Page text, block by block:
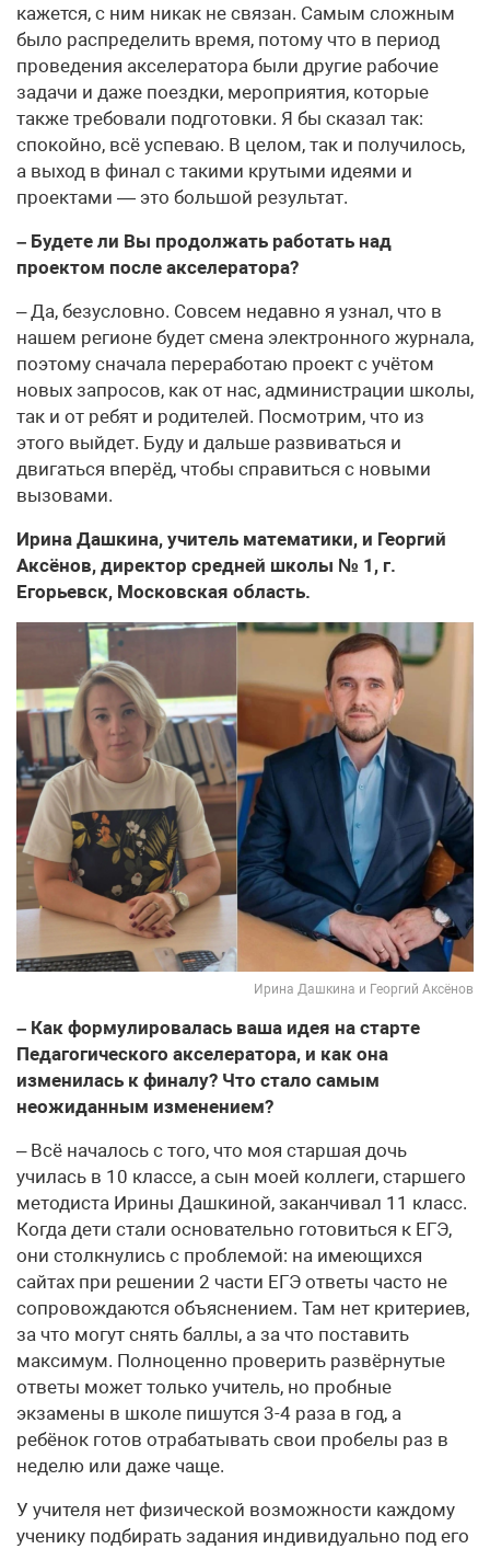
кажется, с ним никак не связан. Самым сложным
было распределить время, потому что в период
проведения акселератора были другие рабочие
задачи и даже поездки, мероприятия, которые
также требовали подготовки. Я бы сказал так:
спокойно, всё успеваю. В целом, так и получилось,
а выход в финал с такими крутыми идеями и
проектами — это большой результат.
– Будете ли Вы продолжать работать над
проектом после акселератора?
– Да, безусловно. Совсем недавно я узнал, что в
нашем регионе будет смена электронного журнала,
поэтому сначала переработаю проект с учётом
новых запросов, как от нас, администрации школы,
так и от ребят и родителей. Посмотрим, что из
этого выйдет. Буду и дальше развиваться и
двигаться вперёд, чтобы справиться с новыми
вызовами.
Ирина Дашкина, учитель математики, и Георгий
Аксёнов, директор средней школы № 1, г.
Егорьевск, Московская область.
Ирина Дашкина и Георгий Аксёнов
– Как формулировалась ваша идея на старте
Педагогического акселератора, и как она
изменилась к финалу? Что стало самым
неожиданным изменением?
– Всё началось с того, что моя старшая дочь
училась в 10 классе, а сын моей коллеги, старшего
методиста Ирины Дашкиной, заканчивал 11 класс.
Когда дети стали основательно готовиться к ЕГЭ,
они столкнулись с проблемой: на имеющихся
сайтах при решении 2 части ЕГЭ ответы часто не
сопровождаются объяснением. Там нет критериев,
за что могут снять баллы, а за что поставить
максимум. Полноценно проверить развёрнутые
ответы может только учитель, но пробные
экзамены в школе пишутся 3-4 раза в год, а
ребёнок готов отрабатывать свои пробелы раз в
неделю или даже чаще.
У учителя нет физической возможности каждому
ученику подбирать задания индивидуально под его